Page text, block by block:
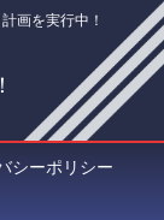
画を実行中！
シーポリシー